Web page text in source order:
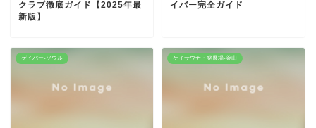
クラブ徹底ガイド【2025年最
新版】
イバー完全ガイド
ゲイバー-ソウル ゲイサウナ・発展場-釜山